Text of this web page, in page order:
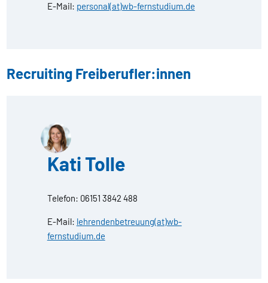
E-Mail: personal(at)wb-fernstudium.de
Recruiting Freiberufler:innen
Kati Tolle
Telefon: 06151 3842 488
E-Mail: lehrendenbetreuung(at)wb-
fernstudium.de